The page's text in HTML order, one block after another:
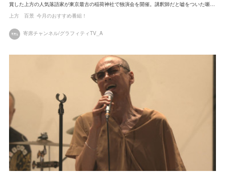
賞した上方の人気落語家が東京最古の稲荷神社で独演会を開催。講釈師だと嘘をついた噺…
上方 百景 今月のおすすめ番組！
寄席チャンネル/グラフィティTV_A